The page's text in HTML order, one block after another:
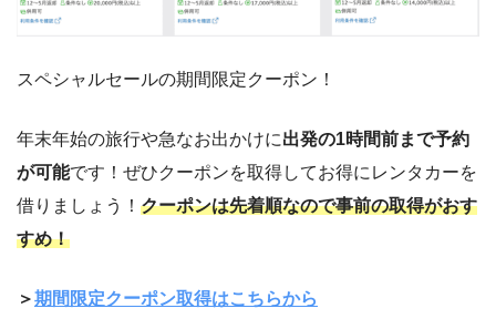
スペシャルセールの期間限定クーポン！
年末年始の旅行や急なお出かけに出発の1時間前まで予約
が可能です！ぜひクーポンを取得してお得にレンタカーを
借りましょう！ クーポンは先着順なので事前の取得がおす
すめ！
＞期間限定クーポン取得はこちらから